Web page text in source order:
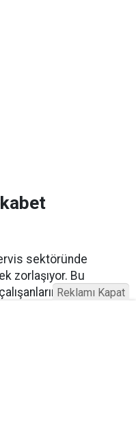
sektöründe
zorlaşıyor. Bu
elde
Reklamı Kapat